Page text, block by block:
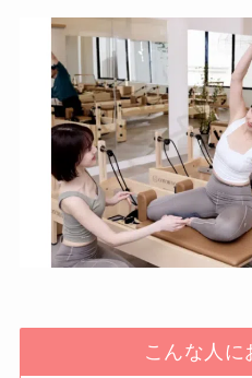
こんな人に